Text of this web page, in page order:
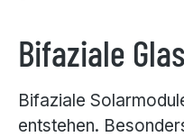
Bifaziale
Bifaziale
entstehen.